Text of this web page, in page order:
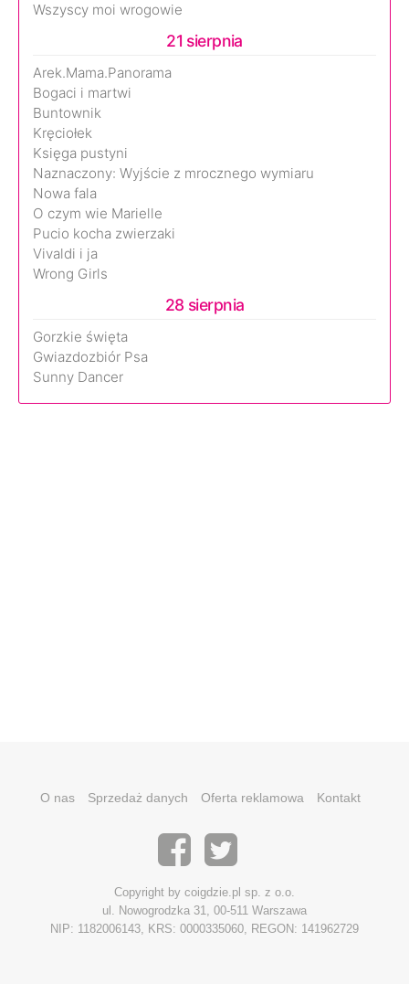
Wszyscy moi wrogowie
21 sierpnia
Arek.Mama.Panorama
Bogaci i martwi
Buntownik
Kręciołek
Księga pustyni
Naznaczony: Wyjście z mrocznego wymiaru
Nowa fala
O czym wie Marielle
Pucio kocha zwierzaki
Vivaldi i ja
Wrong Girls
28 sierpnia
Gorzkie święta
Gwiazdozbiór Psa
Sunny Dancer
O nas Sprzedaż danych Oferta reklamowa Kontakt
Copyright by coigdzie.pl sp. z o.o.
ul. Nowogrodzka 31, 00-511 Warszawa
NIP: 1182006143, KRS: 0000335060, REGON: 141962729